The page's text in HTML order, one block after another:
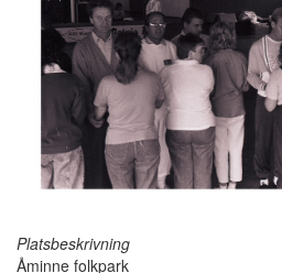
Platsbeskrivning
Åminne folkpark